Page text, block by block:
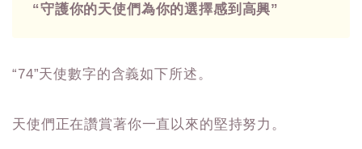
“守護你的天使們為你的選擇感到高興”
“74”天使數字的含義如下所述。
天使們正在讚賞著你一直以來的堅持努力。